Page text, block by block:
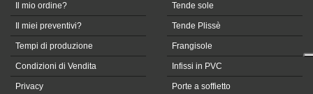
Il mio ordine?
Il miei preventivi?
Tempi di produzione
Condizioni di Vendita
Privacy
Tende sole
Tende Plissè
Frangisole
Infissi in PVC
Porte a soffietto